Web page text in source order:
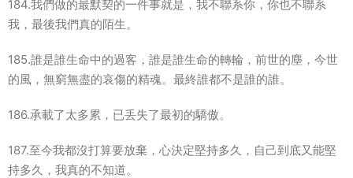
184.我們做的最默契的一件事就是，我不聯系你，你也不聯系
我，最後我們真的陌生。
185.誰是誰生命中的過客，誰是誰生命的轉輪，前世的塵，今世
的風，無窮無盡的哀傷的精魂。最終誰都不是誰的誰。
186.承載了太多累，已丢失了最初的驕傲。
187.至今我都沒打算要放棄，心決定堅持多久，自己到底又能堅
持多久，我真的不知道。